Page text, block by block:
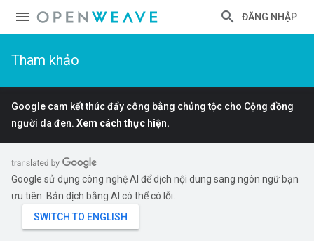
ĐĂNG NHẬP
Tham khảo
Google cam kết thúc đẩy công bằng chủng tộc cho Cộng đồng
người da đen. Xem cách thực hiện.
Google sử dụng công nghệ AI để dịch nội dung sang ngôn ngữ bạn
ưu tiên. Bản dịch bằng AI có thể có lỗi.